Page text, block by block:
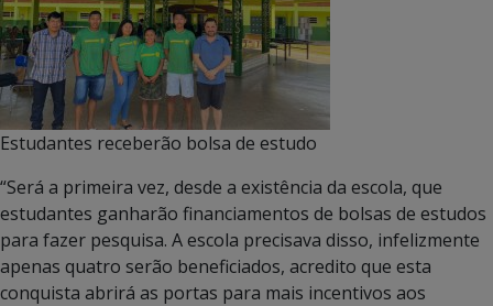
Estudantes receberão bolsa de estudo
“Será a primeira vez, desde a existência da escola, que
estudantes ganharão financiamentos de bolsas de estudos
para fazer pesquisa. A escola precisava disso, infelizmente
apenas quatro serão beneficiados, acredito que esta
conquista abrirá as portas para mais incentivos aos